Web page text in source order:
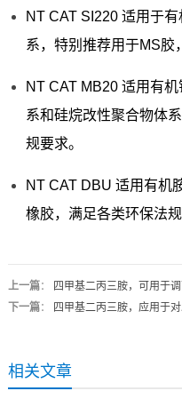
NT CAT SI220 适用于
系，特别推荐用于MS胶
NT CAT MB20 适用有
系和硅烷改性聚合物体
规要求。
NT CAT DBU 适用有机
橡胶，满足各类环保法规
上一篇：
四甲基二丙三胺，可用于
下一篇： 四甲基二丙三胺，应用于
相关文章